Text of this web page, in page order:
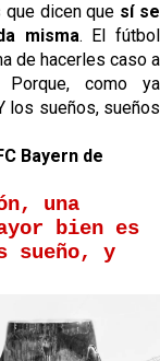
dicen que sí se
misma. El fútbol
de hacerles caso a
como ya
los sueños, sueños
Bayern de
una
bien es
sueño, y